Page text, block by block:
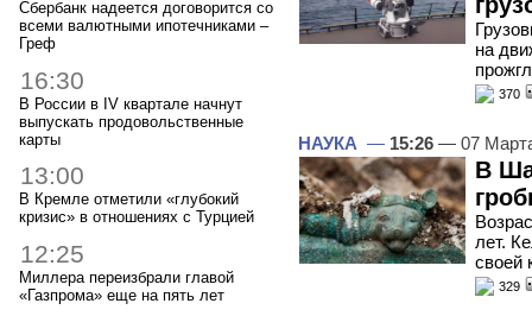
Сбербанк надеется договорится со
всеми валютными ипотечниками –
Греф
16:30
В России в IV квартале начнут
выпускать продовольственные
карты
13:00
В Кремле отметили «глубокий
кризис» в отношениях с Турцией
12:25
Миллера переизбрали главой
«Газпрома» еще на пять лет
на
370
НАУКА — 15:26 — 07
В
лет.
своей
329